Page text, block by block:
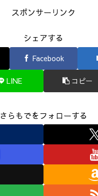
スポンサーリンク
シェアする
Facebook
LINE コピー
さらもでをフォローする